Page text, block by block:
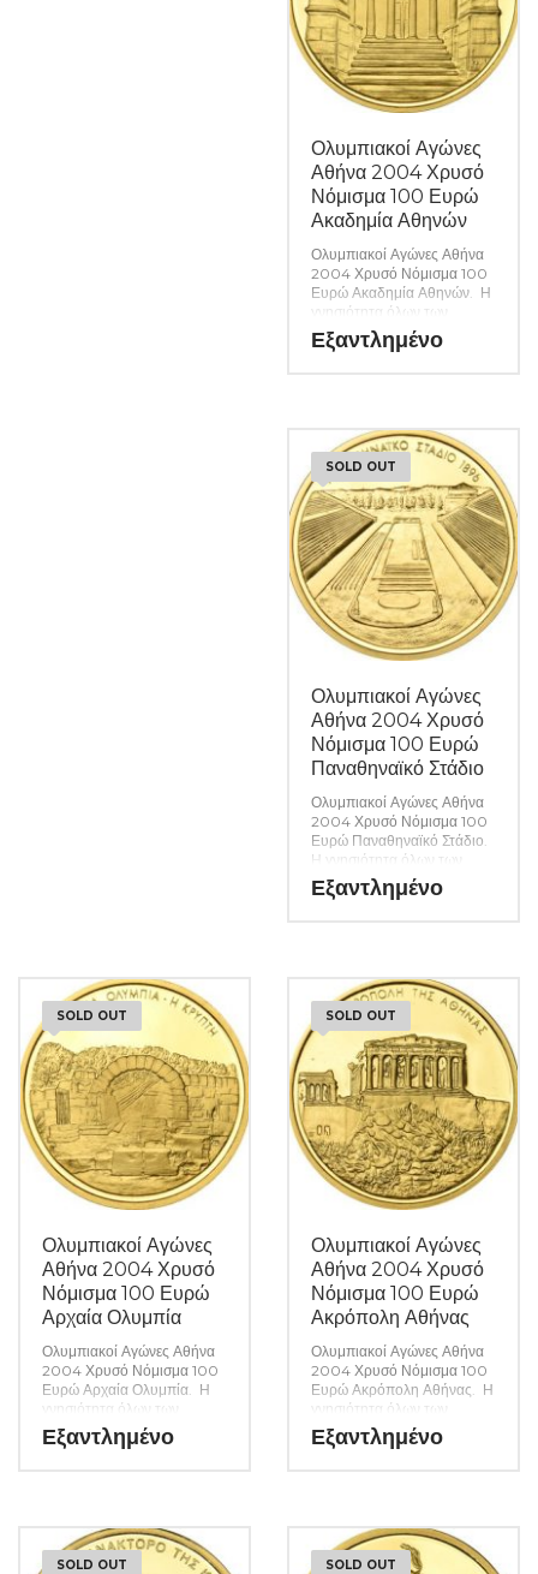
Ολυμπιακοί Αγώνες
Αθήνα 2004 Χρυσό
Νόμισμα 100 Ευρώ
Ακαδημία Αθηνών
Ολυμπιακοί Αγώνες Αθήνα
2004 Χρυσό Νόμισμα 100
Ευρώ Ακαδημία Αθηνών. Η
γνησιότητα όλων των
προϊόντων μας είναι
εγγυημένη εφ όρου ζωής
υπάρχουν. (Κωδ. 6721)
Εξαντλημένο
SOLD OUT
Ολυμπιακοί Αγώνες
Αθήνα 2004 Χρυσό
Νόμισμα 100 Ευρώ
Παναθηναϊκό Στάδιο
Ολυμπιακοί Αγώνες Αθήνα
2004 Χρυσό Νόμισμα 100
Ευρώ Παναθηναϊκό Στάδιο.
Η γνησιότητα όλων των
προϊόντων μας είναι
εγγυημένη εφ όρου ζωής
υπάρχουν. (Κωδ. 6720)
Εξαντλημένο
SOLD OUT
Ολυμπιακοί Αγώνες
Αθήνα 2004 Χρυσό
Νόμισμα 100 Ευρώ
Αρχαία Ολυμπία
Ολυμπιακοί Αγώνες Αθήνα
2004 Χρυσό Νόμισμα 100
Ευρώ Αρχαία Ολυμπία. Η
γνησιότητα όλων των
προϊόντων μας είναι
εγγυημένη εφ όρου ζωής
υπάρχουν. (Κωδ. 6719)
Εξαντλημένο
SOLD OUT
Ολυμπιακοί Αγώνες
Αθήνα 2004 Χρυσό
Νόμισμα 100 Ευρώ
Ακρόπολη Αθήνας
Ολυμπιακοί Αγώνες Αθήνα
2004 Χρυσό Νόμισμα 100
Ευρώ Ακρόπολη Αθήνας. Η
γνησιότητα όλων των
προϊόντων μας είναι
εγγυημένη εφ όρου ζωής
υπάρχουν. (Κωδ. 6718)
Εξαντλημένο
SOLD OUT SOLD OUT